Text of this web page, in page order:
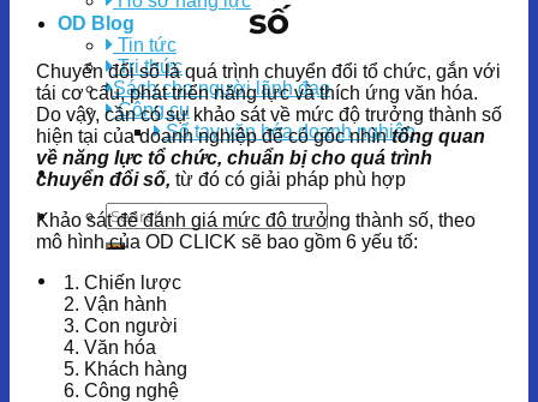
OD Blog
Tin tức
Tri thức
Sách cho người lãnh đạo
Công cụ
Sổ tay văn hóa doanh nghiệp
số
Chuyển đổi số là quá trình chuyển đổi tổ chức, gắn với
tái cơ cấu, phát triển năng lực và thích ứng văn hóa.
Do vậy, cần có sự khảo sát về mức độ trưởng thành số
hiện tại của doanh nghiệp để có góc nhìntổng quan
về năng lực tổ chức, chuẩn bị cho quá trình
chuyển đổi số, từ đó có giải pháp phù hợp
Khảo sát để đánh giá mức độ trưởng thành số, theo
mô hình của OD CLICK sẽ bao gồm 6 yếu tố:
Chiến lược
Vận hành
Con người
Văn hóa
Khách hàng
Công nghệ